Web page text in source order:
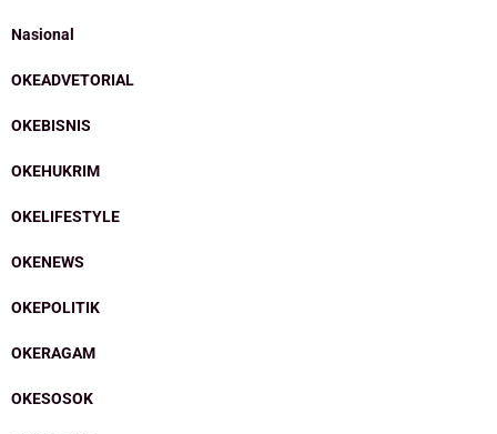
Nasional
OKEADVETORIAL
OKEBISNIS
OKEHUKRIM
OKELIFESTYLE
OKENEWS
OKEPOLITIK
OKERAGAM
OKESOSOK